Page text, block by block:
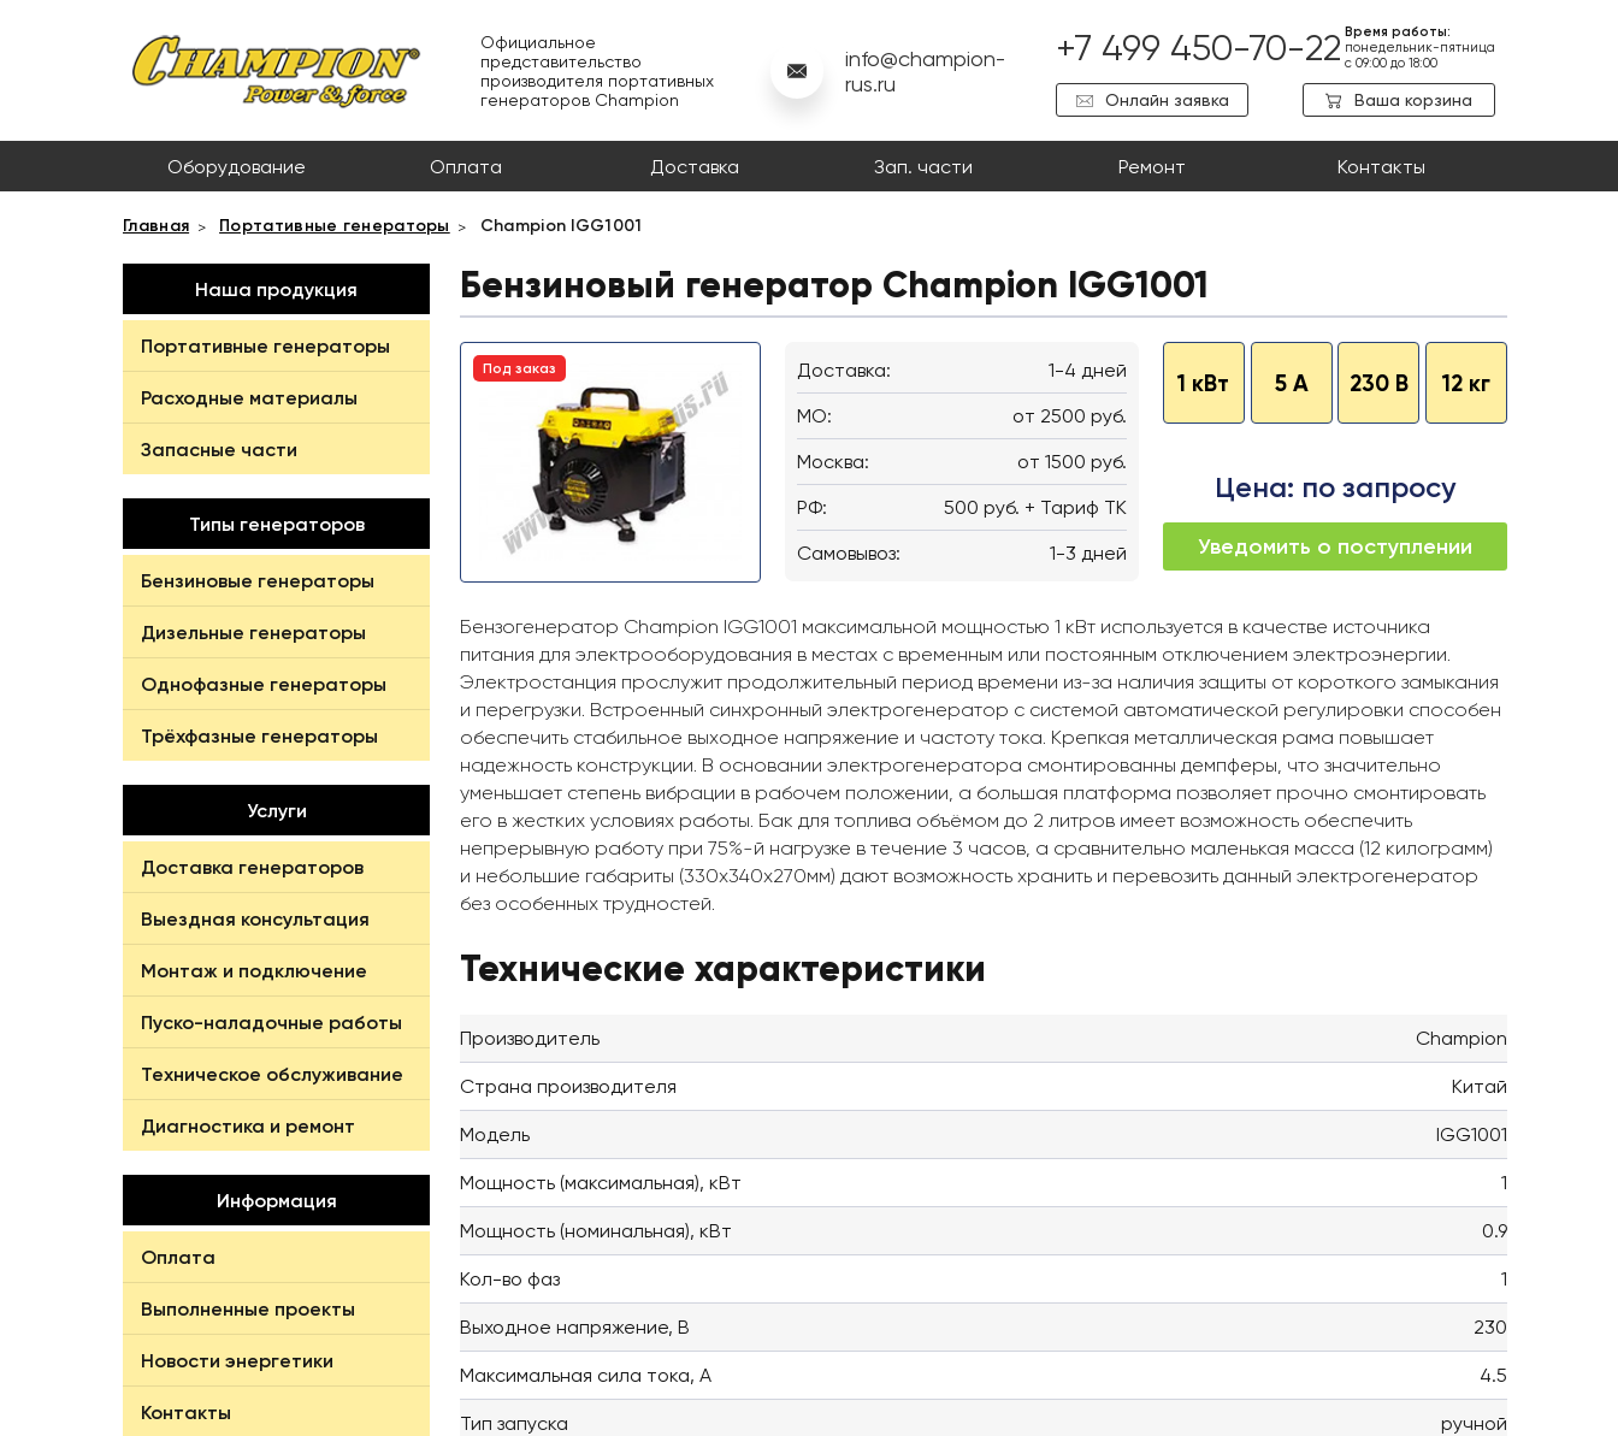
Официальное
представительство
производителя портативных
генераторов Champion
info@champion-
rus.ru
+7 499 450-70-22 Время работы:
понедельник-пятница
с 09:00 до 18:00
Онлайн заявка Ваша корзина
Оборудование Оплата Доставка Зап. части Ремонт Контакты
Главная Портативные генераторы Champion IGG1001
Наша продукция
Портативные генераторы
Расходные материалы
Запасные части
Типы генераторов
Бензиновые генераторы
Дизельные генераторы
Однофазные генераторы
Трёхфазные генераторы
Услуги
Доставка генераторов
Выездная консультация
Монтаж и подключение
Пуско-наладочные работы
Техническое обслуживание
Диагностика и ремонт
Информация
Оплата
Выполненные проекты
Новости энергетики
Контакты
Бензиновый генератор Champion IGG1001
Под заказ Доставка:
1-4 дней
MO:
от 2500 руб.
Москва:
от 1500 руб.
РФ:
500 руб. + Тариф ТК
Самовывоз:
1-3 дней
1 кВт 5 А 230 В 12 кг
Цена: по запросу
Уведомить о поступлении
Бензогенератор Champion IGG1001 максимальной мощностью 1 кВт используется в качестве источника
питания для электрооборудования в местах с временным или постоянным отключением электроэнергии.
Электростанция прослужит продолжительный период времени из-за наличия защиты от короткого замыкания
и перегрузки. Встроенный синхронный электрогенератор с системой автоматической регулировки способен
обеспечить стабильное выходное напряжение и частоту тока. Крепкая металлическая рама повышает
надежность конструкции. В основании электрогенератора смонтированны демпферы, что значительно
уменьшает степень вибрации в рабочем положении, а большая платформа позволяет прочно смонтировать
его в жестких условиях работы. Бак для топлива объёмом до 2 литров имеет возможность обеспечить
непрерывную работу при 75%-й нагрузке в течение 3 часов, а сравнительно маленькая масса (12 килограмм)
и небольшие габариты (330x340x270мм) дают возможность хранить и перевозить данный электрогенератор
без особенных трудностей.
Технические характеристики
Производитель Champion
Страна производителя Китай
Модель IGG1001
Мощность (максимальная), кВт 1
Мощность (номинальная), кВт 0.9
Кол-во фаз 1
Выходное напряжение, В 230
Максимальная сила тока, А 4.5
Тип запуска ручной